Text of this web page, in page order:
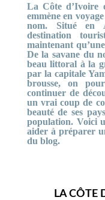
La Côte d’Ivoire
emmène en
nom. Situé en
destination
maintenant
De la savane du
beau littoral à la
par la capitale
brousse, on
continuer de
un vrai coup de
beauté de ses
population. Voici
aider à préparer
du blog.
LA CÔTE